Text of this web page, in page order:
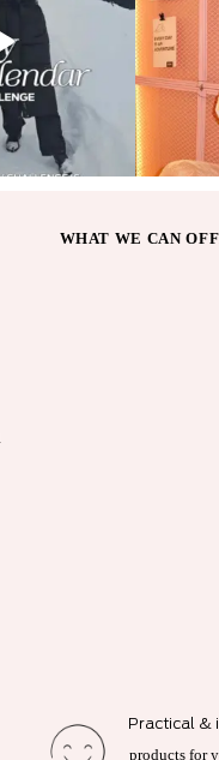
WHAT WE CAN
Practical &
products for